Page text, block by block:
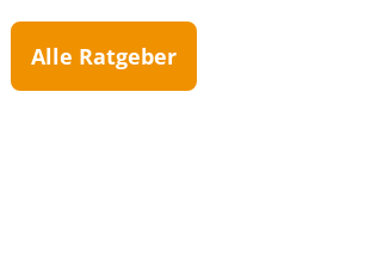
Alle Ratgeber